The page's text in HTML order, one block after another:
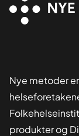
Nye metoder
produkter og